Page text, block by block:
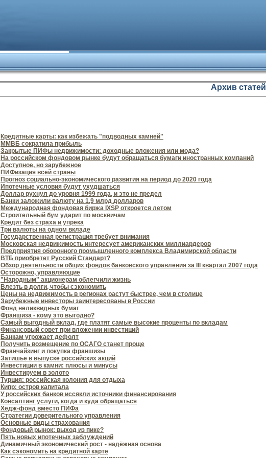
Архив статей
Кредитные карты: как избежать "подводных камней"
ММВБ сократила прибыль
Закрытые ПИФы недвижимости: доходные вложения или мода?
На российском фондовом рынке будут обращаться бумаги иностранных компаний
Доступное, но зарубежное
ПИФизация всей страны
Прогноз социально-экономического развития на период до 2020 года
Ипотечные условия будут ухудшаться
Доллар рухнул до уровня 1999 года, и это не предел
Банки заложили валюту на 1,9 млрд долларов
Международная фондовая биржа IXSP откроется летом
Строительный бум ударит по москвичам
Кредит без страха и упрека
Три валюты на одном вкладе
Государственная регистрация требует внимания
Московская недвижимость интересует американских миллиардеров
Предприятия оборонного промышленного комплекса Владимирской области
ВТБ приобретет Русский Стандарт?
Обзор деятельности общих фондов банковского управления за III квартал 2007 года
Осторожно, управляющие
"Народным" акционерам облегчили жизнь
Влезть в долги, чтобы сэкономить
Цены на недвижимость в регионах растут быстрее, чем в столице
Зарубежные инвесторы заинтересованы в России
Фонд неликвидных бумаг
Франшиза - кому это выгодно?
Самый выгодный вклад, где платят самые высокие проценты по вкладам
Финансовый совет при вложении инвестиций
Банкам угрожает дефолт
Получить возмещение по ОСАГО станет проще
Франчайзинг и покупка франшизы
Затишье в выпуске российских акций
Инвестиции в камни: плюсы и минусы
Инвестируем в золото
Турция: российская колония для отдыха
Кипр: остров капитала
У российских банков иссякли источники финансирования
Консалтинг услуги, когда и куда обращаться
Хедж-фонд вместо ПИФа
Стратегии доверительного управления
Основные виды страхования
Фондовый рынок: выход из пике?
Пять новых ипотечных заблуждений
Динамичный экономический рост - надёжная основа
Как сэкономить на кредитной карте